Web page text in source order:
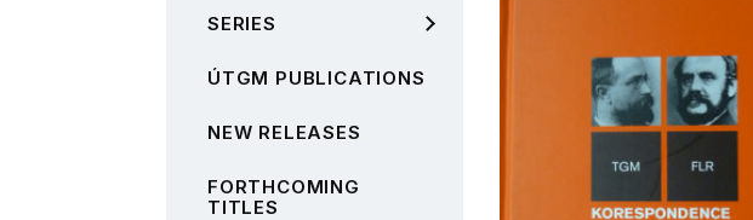
SERIES
ÚTGM PUBLICATIONS
NEW RELEASES
FORTHCOMING
TITLES